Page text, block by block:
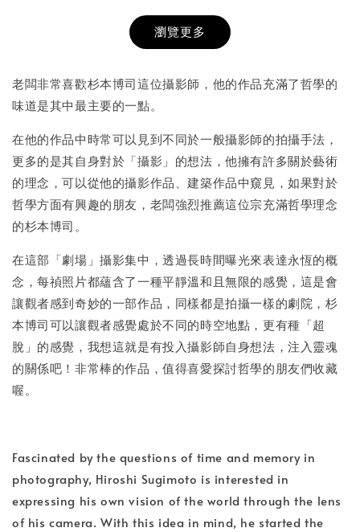
NT$ 50
NT$ 100
- +
加入購物車
瀏覽更多
老闆非常喜歡杉本博司這位攝影師，他的作品充滿了哲學的
味道是其中最主要的一點。
在他的作品中時常可以見到不同於一般攝影師的拍攝手法，
更多的是其自身對於「攝影」的想法，他擁有許多關於藝術
的理念，可以從他的攝影作品、建築作品中窺見，如果對於
哲學方面有興趣的朋友，老闆強烈推薦這位宗充滿哲學理念
的杉本博司。
在這部「劇場」攝影集中，透過長時間曝光來表達永恆的概
念，每禎照片都蘊含了一種平靜溫和且無限的感覺，這是會
讓觀者感到奇妙的一部作品，同樣都是拍攝一樣的劇院，杉
本博司可以讓觀者感覺處於不同的時空地點，更有種「超
脫」的感覺，我想這就是有投入攝影師自身想法，注入靈魂
的關係吧！非常棒的作品，值得喜愛探討哲學的朋友們收藏
喔。
Fascinated by the questions of time and memory in
photography, Hiroshi Sugimoto is interested in
expressing his own vision of the world through the lens
of his camera. With this idea in mind, he started the